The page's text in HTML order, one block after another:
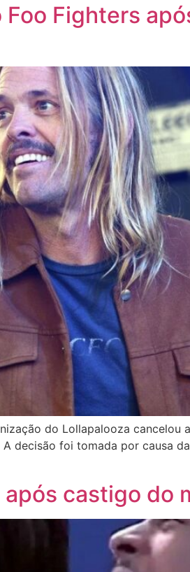
Fighters
do Lollapalooza cancelou
decisão foi tomada por causa
castigo do